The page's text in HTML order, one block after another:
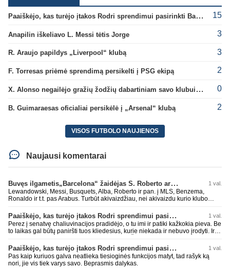
Paaiškėjo, kas turėjo įtakos Rodri sprendimui pasirinkti Barselonos pusę 15
Anapilin iškeliavo L. Messi tėtis Jorge 3
R. Araujo papildys „Liverpool“ klubą 3
F. Torresas priėmė sprendimą persikelti į PSG ekipą 2
X. Alonso negailėjo gražių žodžių dabartiniam savo klubui „Chelsea“ 0
B. Guimaraesas oficialiai persikėlė į „Arsenal“ klubą 2
VISOS FUTBOLO NAUJIENOS
Naujausi komentarai
Buvęs ilgametis„Barcelona“ žaidėjas S. Roberto artėja link persikėlimo į MLS 1 val.
Lewandowski, Messi, Busquets, Alba, Roberto ir pan. į MLS, Benzema,
Ronaldo ir t.t. pas Arabus. Turbūt akivaizdžiau, nei akivaizdu kurio klubo
paskutiniu me tu ne tiek daug.
Paaiškėjo, kas turėjo įtakos Rodri sprendimui pasirinkti Barselonos pusę 1 val.
Perez į senatvę chaliuvinacijos pradidėjo, o tu imi ir patiki kažkokia pieva. Be
to laikas gal būtų paniršti tuos kliedesius, kurie niekada ir nebuvo įrodyti. Ir
esat. Kažkaip ne skaniai kvepia. RM todėl ir yra vienas nekenčiamiausių
daugumos fanų klubas, nes pastoviai verke ir verkia kažkokius kliedesius.
Remktis ne kažkokio Perezo kliedesiais, o faktais.
Paaiškėjo, kas turėjo įtakos Rodri sprendimui pasirinkti Barselonos pusę 1 val.
Pas kaip kuriuos galva neatlieka tiesioginės funkcijos matyt, tad rašyk ką
nori, jie vis tiek varys savo. Beprasmis dalykas.